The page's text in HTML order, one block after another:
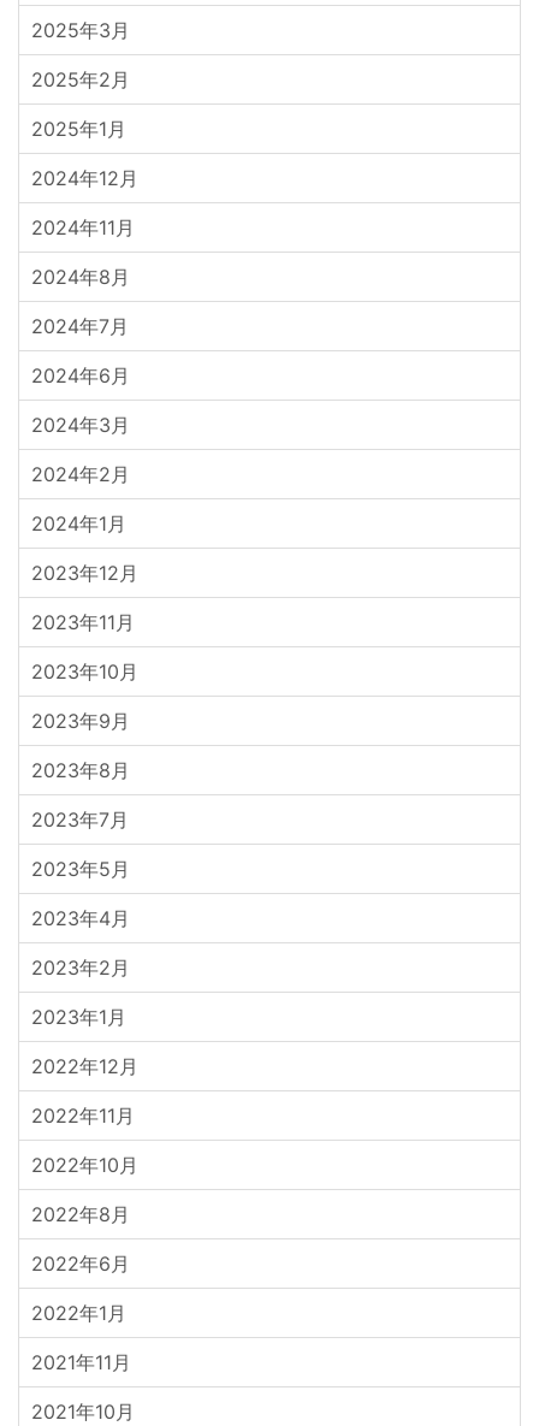
2025年3月
2025年2月
2025年1月
2024年12月
2024年11月
2024年8月
2024年7月
2024年6月
2024年3月
2024年2月
2024年1月
2023年12月
2023年11月
2023年10月
2023年9月
2023年8月
2023年7月
2023年5月
2023年4月
2023年2月
2023年1月
2022年12月
2022年11月
2022年10月
2022年8月
2022年6月
2022年1月
2021年11月
2021年10月